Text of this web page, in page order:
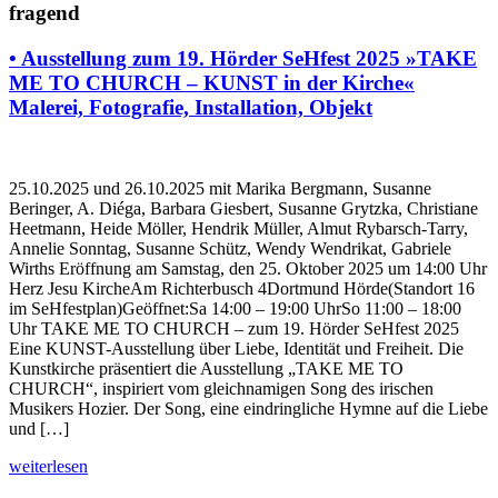
fragend
• Ausstellung zum 19. Hörder SeHfest 2025 »TAKE
ME TO CHURCH – KUNST in der Kirche«
Malerei, Fotografie, Installation, Objekt
25.10.2025 und 26.10.2025 mit Marika Bergmann, Susanne
Beringer, A. Diéga, Barbara Giesbert, Susanne Grytzka, Christiane
Heetmann, Heide Möller, Hendrik Müller, Almut Rybarsch-Tarry,
Annelie Sonntag, Susanne Schütz, Wendy Wendrikat, Gabriele
Wirths Eröffnung am Samstag, den 25. Oktober 2025 um 14:00 Uhr
Herz Jesu KircheAm Richterbusch 4Dortmund Hörde(Standort 16
im SeHfestplan)Geöffnet:Sa 14:00 – 19:00 UhrSo 11:00 – 18:00
Uhr TAKE ME TO CHURCH – zum 19. Hörder SeHfest 2025
Eine KUNST-Ausstellung über Liebe, Identität und Freiheit. Die
Kunstkirche präsentiert die Ausstellung „TAKE ME TO
CHURCH“, inspiriert vom gleichnamigen Song des irischen
Musikers Hozier. Der Song, eine eindringliche Hymne auf die Liebe
und […]
weiterlesen